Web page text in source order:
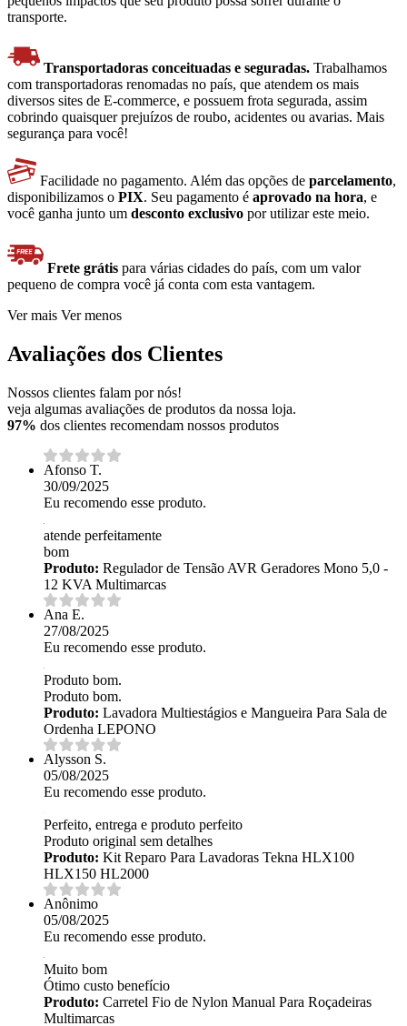
transporte.
Transportadoras conceituadas e seguradas. Trabalhamos
com transportadoras renomadas no país, que atendem os mais
diversos sites de E-commerce, e possuem frota segurada, assim
cobrindo quaisquer prejuízos de roubo, acidentes ou avarias. Mais
segurança para você!
Facilidade no pagamento. Além das opções de parcelamento,
disponibilizamos o PIX. Seu pagamento é aprovado na hora, e
você ganha junto um desconto exclusivo por utilizar este meio.
Frete grátis para várias cidades do país, com um valor
pequeno de compra você já conta com esta vantagem.
Ver mais Ver menos
Avaliações dos Clientes
Nossos clientes falam por nós!
veja algumas avaliações de produtos da nossa loja.
97% dos clientes recomendam nossos produtos
Afonso T.
30/09/2025
Eu recomendo esse produto.
atende perfeitamente
bom
Produto: Regulador de Tensão AVR Geradores Mono 5,0 -
12 KVA Multimarcas
Ana E.
27/08/2025
Eu recomendo esse produto.
Produto bom.
Produto bom.
Produto: Lavadora Multiestágios e Mangueira Para Sala de
Ordenha LEPONO
Alysson S.
05/08/2025
Eu recomendo esse produto.
Perfeito, entrega e produto perfeito
Produto original sem detalhes
Produto: Kit Reparo Para Lavadoras Tekna HLX100
HLX150 HL2000
Anônimo
05/08/2025
Eu recomendo esse produto.
Muito bom
Ótimo custo benefício
Produto: Carretel Fio de Nylon Manual Para Roçadeiras
Multimarcas